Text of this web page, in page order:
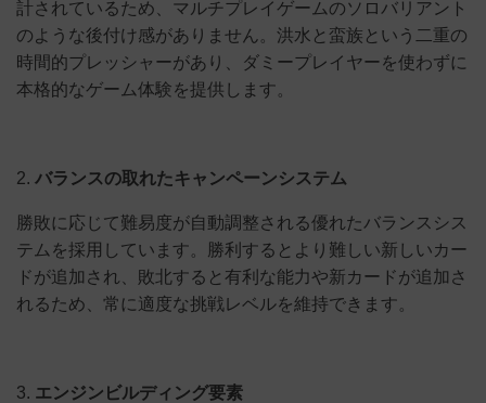
計されているため、マルチプレイゲームのソロバリアント
のような後付け感がありません。洪水と蛮族という二重の
時間的プレッシャーがあり、ダミープレイヤーを使わずに
本格的なゲーム体験を提供します。
2. バランスの取れたキャンペーンシステム
勝敗に応じて難易度が自動調整される優れたバランスシス
テムを採用しています。勝利するとより難しい新しいカー
ドが追加され、敗北すると有利な能力や新カードが追加さ
れるため、常に適度な挑戦レベルを維持できます。
3. エンジンビルディング要素